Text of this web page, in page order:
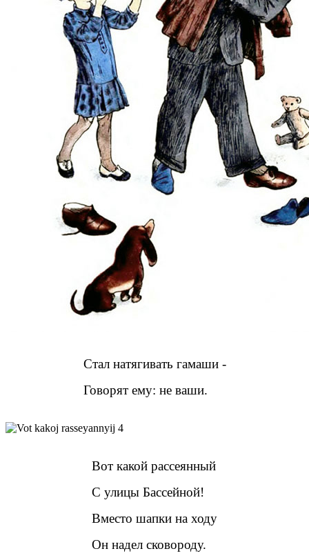
Стал натягивать гамаши -
Говорят ему: не ваши.
Вот какой рассеянный
С улицы Бассейной!
Вместо шапки на ходу
Он надел сковороду.